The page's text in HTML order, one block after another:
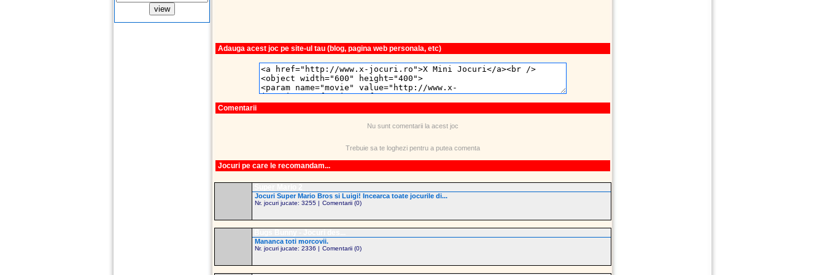
Adauga acest joc pe site-ul tau (blog, pagina web personala, etc)
Comentarii
Nu sunt comentarii la acest joc
Trebuie sa te loghezi pentru a putea comenta
Jocuri pe care le recomandam...
Jocuri Super Mario Bros si Luigi! Incearca toate jocurile di...
Nr. jocuri jucate: 3255 | Comentarii (0)
Mananca toti morcovii.
Nr. jocuri jucate: 2336 | Comentarii (0)